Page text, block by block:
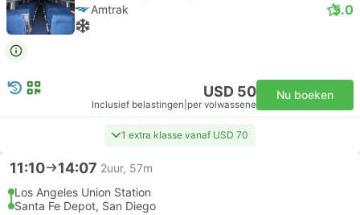
Amtrak 5.0
USD 50
Inclusief belastingen per volwassene
Nu boeken
1 extra klasse vanaf USD 70
11:10 14:07 2uur, 57m
Los Angeles Union Station
Santa Fe Depot, San Diego